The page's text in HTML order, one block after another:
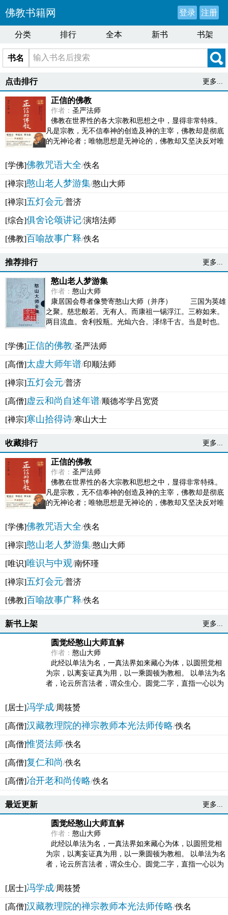
佛教书籍网 登录 注册
分类 排行 全本 新书 书架
书名
点击排行 更多...
正信的佛教
作者： 圣严法师
佛教在世界性的各大宗教和思想之中，显得非常特殊。
凡是宗教，无不信奉神的创造及神的主宰，佛教却是彻底
的无神论者；唯物思想是无神论的，佛教却又坚决反对唯
[学佛]佛教咒语大全/佚名
[禅宗]憨山老人梦游集/憨山大师
[禅宗]五灯会元/普济
[综合]俱舍论颂讲记/演培法师
[佛教]百喻故事广释/佚名
推荐排行 更多...
憨山老人梦游集
作者： 憨山大师
康居国会尊者像赞寄憨山大师（并序） 三国为英雄
之聚。慈悲般若。无有人。而康祖一锡浮江。三称如来。
两目流血。舍利投瓶。光灿六合。泽绵千古。当是时也。
[学佛]正信的佛教/圣严法师
[高僧]太虚大师年谱/印顺法师
[禅宗]五灯会元/普济
[高僧]虚云和尚自述年谱/顺德岑学吕宽贤
[禅宗]寒山拾得诗/寒山大士
收藏排行 更多...
正信的佛教
作者： 圣严法师
佛教在世界性的各大宗教和思想之中，显得非常特殊。
凡是宗教，无不信奉神的创造及神的主宰，佛教却是彻底
的无神论者；唯物思想是无神论的，佛教却又坚决反对唯
[学佛]佛教咒语大全/佚名
[禅宗]憨山老人梦游集/憨山大师
[唯识]唯识与中观/南怀瑾
[禅宗]五灯会元/普济
[佛教]百喻故事广释/佚名
新书上架 更多...
圆觉经憨山大师直解
作者： 憨山大师
此经以单法为名，一真法界如来藏心为体，以圆照觉相
为宗，以离妄证真为用，以一乘圆顿为教相。 以单法为名
者，论云所言法者，谓众生心。圆觉二字，直指一心以为
[居士]冯学成/周筱赟
[高僧]汉藏教理院的禅宗教师本光法师传略/佚名
[高僧]惟贤法师/佚名
[高僧]复仁和尚/佚名
[高僧]冶开老和尚传略/佚名
最近更新 更多...
圆觉经憨山大师直解
作者： 憨山大师
此经以单法为名，一真法界如来藏心为体，以圆照觉相
为宗，以离妄证真为用，以一乘圆顿为教相。 以单法为名
者，论云所言法者，谓众生心。圆觉二字，直指一心以为
[居士]冯学成/周筱赟
[高僧]汉藏教理院的禅宗教师本光法师传略/佚名